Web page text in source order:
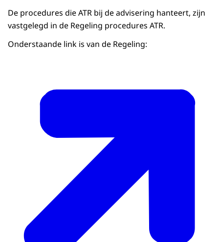
De procedures die ATR bij de advisering hanteert, zijn
vastgelegd in de Regeling procedures ATR.
Onderstaande link is van de Regeling: